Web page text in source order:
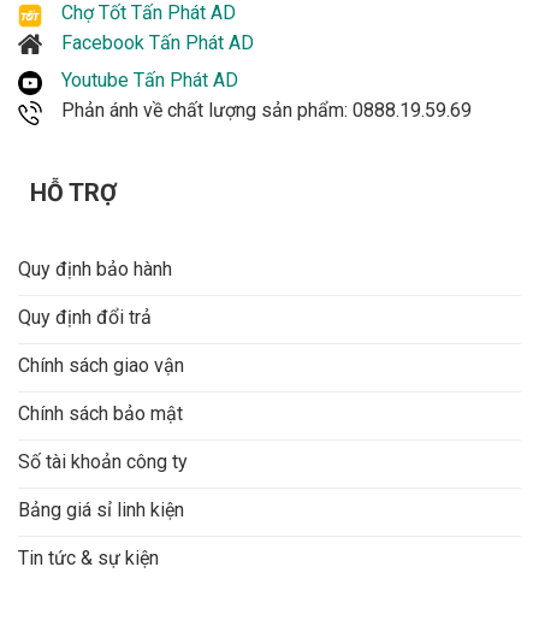
Chợ Tốt Tấn Phát AD
Facebook Tấn Phát AD
Youtube Tấn Phát AD
Phản ánh về chất lượng sản phẩm: 0888.19.59.69
HỖ TRỢ
Quy định bảo hành
Quy định đổi trả
Chính sách giao vận
Chính sách bảo mật
Số tài khoản công ty
Bảng giá sỉ linh kiện
Tin tức & sự kiện